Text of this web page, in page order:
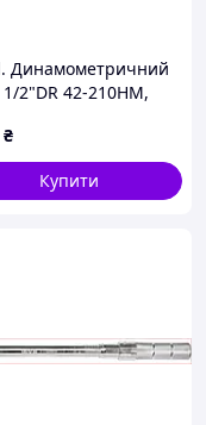
Динамометричний
2"DR 42-210HM,
₴
Купити